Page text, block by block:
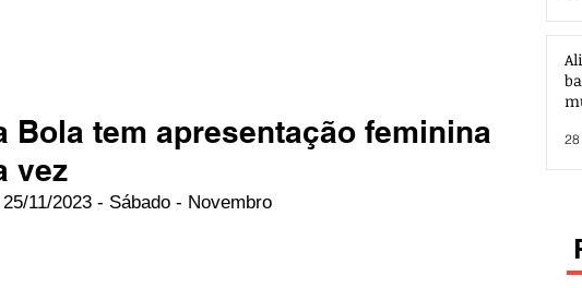
Bola tem apresentação feminina
vez
11/2023 - Sábado - Novembro
28